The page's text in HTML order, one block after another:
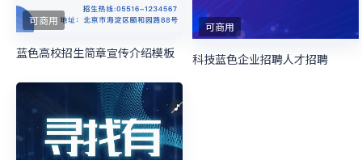
可商用
蓝色高校招生简章宣传介绍模板
可商用
科技蓝色企业招聘人才招聘